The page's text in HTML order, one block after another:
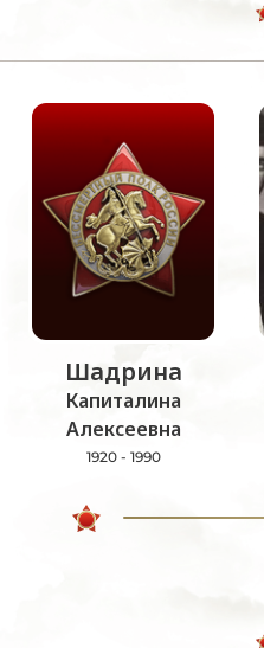
Шадрина
Капиталина
Алексеевна
1920 - 1990